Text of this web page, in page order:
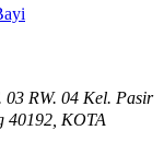
RW. 04 Kel. Pasir
40192, KOTA